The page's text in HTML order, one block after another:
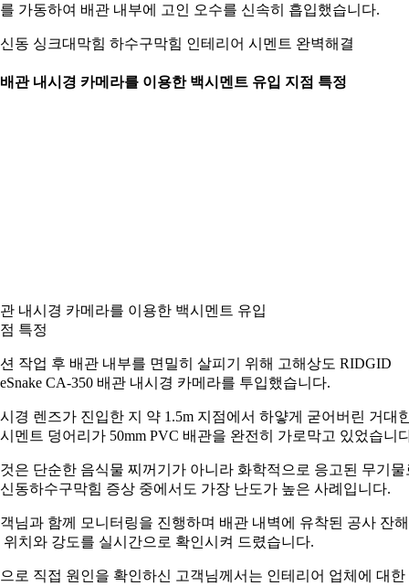
가동하여 배관 내부에 고인 오수를 신속히 흡입했습니다.
동 싱크대막힘 하수구막힘 인테리어 시멘트 완벽해결
관 내시경 카메라를 이용한 백시멘트 유입 지점 특정
내시경 카메라를 이용한 백시멘트 유입
특정
작업 후 배관 내부를 면밀히 살피기 위해 고해상도 RIDGID
CA-350 배관 내시경 카메라를 투입했습니다.
경 렌즈가 진입한 지 약 1.5m 지점에서 하얗게 굳어버린 거대
멘트 덩어리가 50mm PVC 배관을 완전히 가로막고 있었습니
은 단순한 음식물 찌꺼기가 아니라 화학적으로 응고된 무기물
동하수구막힘 증상 중에서도 가장 난도가 높은 사례입니다.
님과 함께 모니터링을 진행하며 배관 내벽에 유착된 공사 잔
위치와 강도를 실시간으로 확인시켜 드렸습니다.
로 직접 원인을 확인하신 고객님께서는 인테리어 업체에 대한